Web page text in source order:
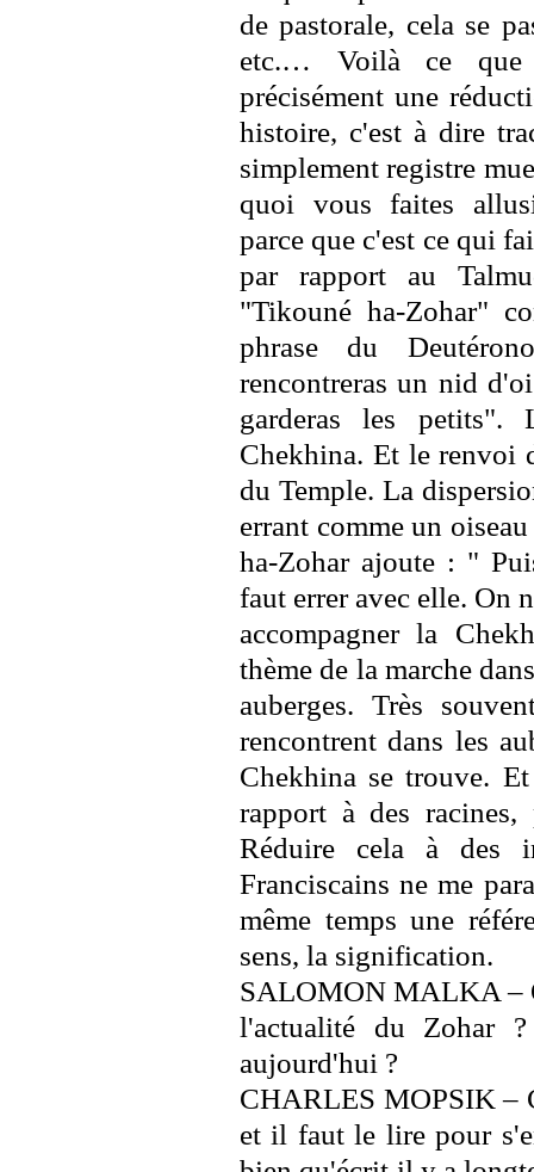
de pastorale, cela se
etc.… Voilà ce que
précisément une
histoire, c'est à dire
simplement registre
quoi vous faites
parce que c'est ce qui
par rapport au
"Tikouné ha-Zohar"
phrase du
rencontreras un nid
garderas les petits".
Chekhina. Et le renvoi
du Temple. La
errant comme un
ha-Zohar ajoute : "
faut errer avec elle. On
accompagner la
thème de la marche
auberges. Très
rencontrent dans les
Chekhina se trouve.
rapport à des
Réduire cela à des
Franciscains ne me
même temps une
sens, la signification.
SALOMON MALKA –
l'actualité du Zohar
aujourd'hui ?
CHARLES MOPSIK –
et il faut le lire pour